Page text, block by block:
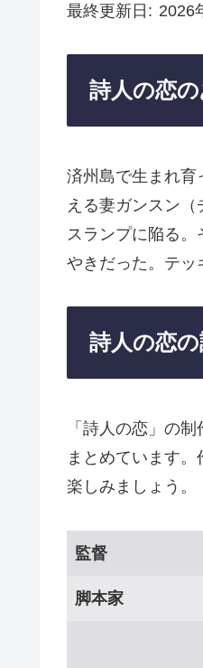
最終更新日 2026
詩人の恋
済州島で生まれ育
える妻ガンスン
スランプに陥る
やきだった。テ
詩人の恋
「詩人の恋」の
まとめています
楽しみましょう。
監督
脚本家